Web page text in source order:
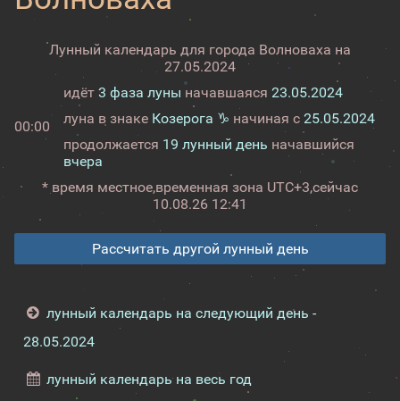
Лунный календарь для города Волноваха на
27.05.2024
00:00
идёт 3 фаза луны начавшаяся 23.05.2024
луна в знаке Козерога ♑ начиная с 25.05.2024
продолжается 19 лунный день начавшийся
вчера
* время местное,временная зона UTC+3,сейчас
10.08.26 12:41
Рассчитать другой лунный день
лунный календарь на следующий день -
28.05.2024
лунный календарь на весь год